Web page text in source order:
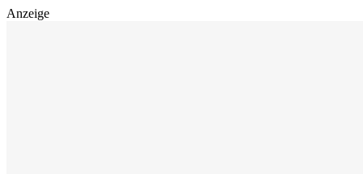
Anzeige